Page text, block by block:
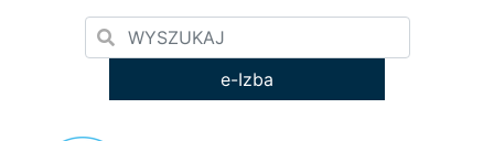
e-Izba